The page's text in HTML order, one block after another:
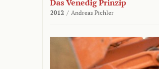
Das Venedig Prinzip
2012 / Andreas Pichler